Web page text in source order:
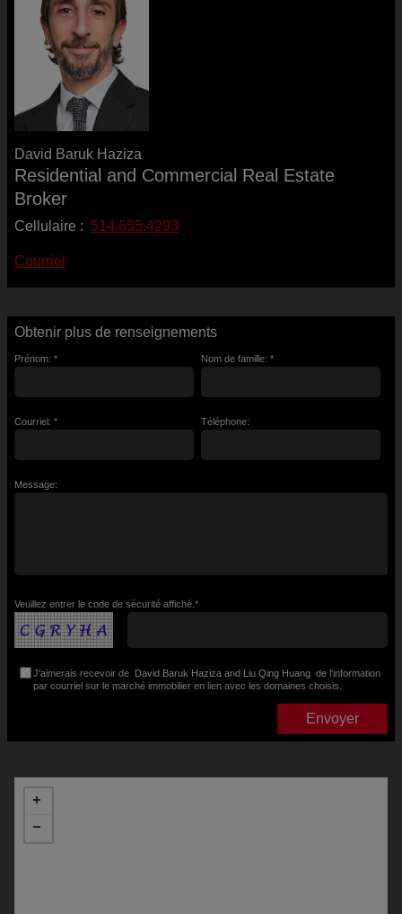
David Baruk Haziza
Residential and Commercial Real Estate
Broker
Cellulaire : 514.655.4293
Courriel
Obtenir plus de renseignements
Prénom: * Nom de famille: *
Courriel: * Téléphone:
Message:
Veuillez entrer le code de sécurité affiché.*
J'aimerais recevoir de David Baruk Haziza and Liu Qing Huang de l'information
par courriel sur le marché immobilier en lien avec les domaines choisis.